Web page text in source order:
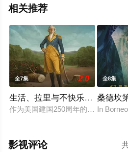
相关推荐
全7集 2.0
生活、拉里与不快乐的追求：一
作为美国建国250周年的献礼，该剧
全8集
桑德坎
In
影视评论